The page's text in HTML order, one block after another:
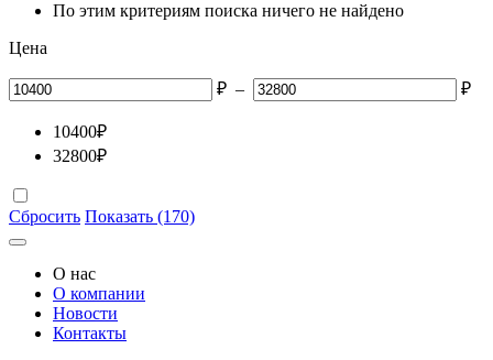
По этим критериям поиска ничего не найдено
Цена
₽ – ₽
10400₽
32800₽
Сбросить Показать (170)
О нас
О компании
Новости
Контакты